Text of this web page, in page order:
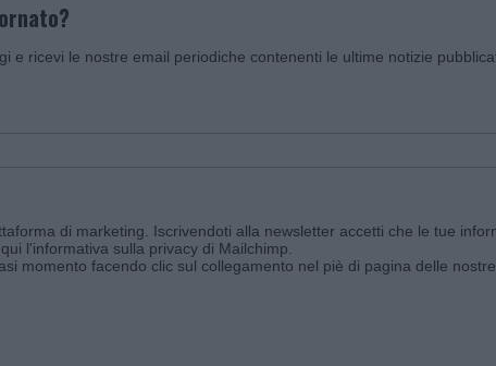
e ricevi le nostre email periodiche contenenti le ultime notizie
di marketing. Iscrivendoti alla newsletter accetti che le tue
l'informativa sulla privacy di Mailchimp
momento facendo clic sul collegamento nel piè di pagina delle nostre